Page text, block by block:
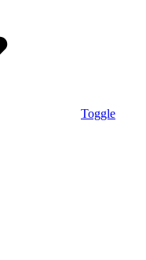
Toggle